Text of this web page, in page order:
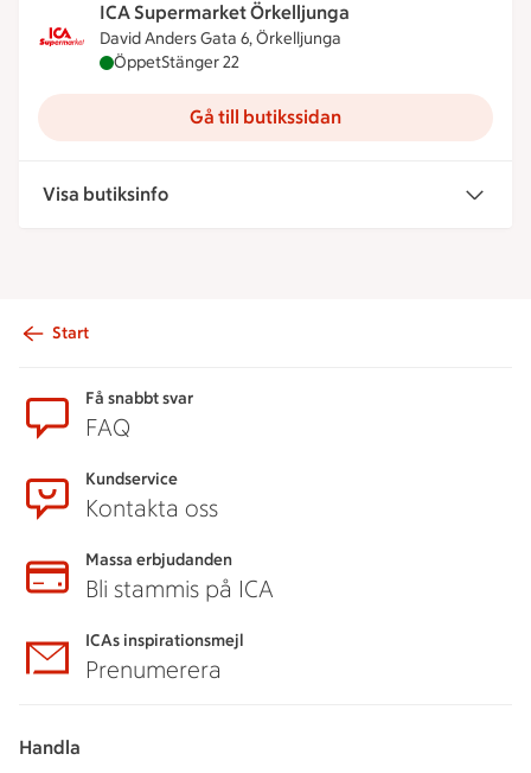
ICA Supermarket Örkelljunga
David Anders Gata 6, Örkelljunga
ICA Supermarket Örkelljunga är öppen nu,
ÖppetStänger 22
Gå till butikssidan
Visa butiksinfo
Start
Få snabbt svar
FAQ
Kundservice
Kontakta oss
Massa erbjudanden
Bli stammis på ICA
ICAs inspirationsmejl
Prenumerera
Handla